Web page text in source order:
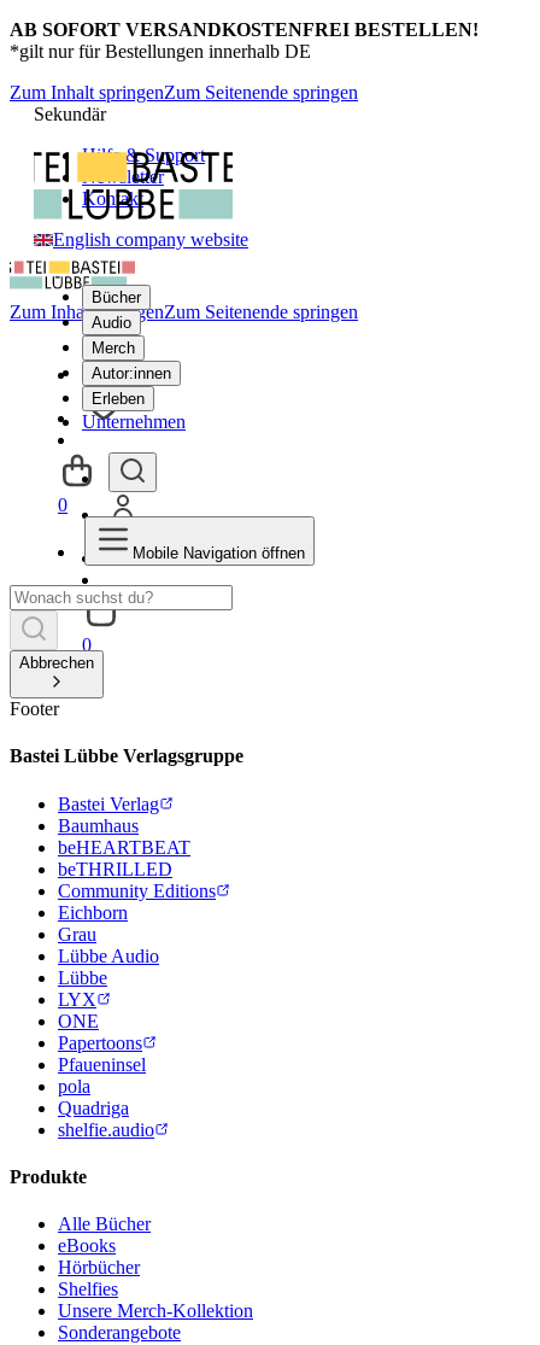
AB SOFORT VERSANDKOSTENFREI BESTELLEN!
*gilt nur für Bestellungen innerhalb DE
Zum Inhalt springenZum Seitenende springen
Sekundär
Hilfe & Support
Newsletter
Kontakt
English company website
Bücher
Audio
Merch
Autor:innen
Erleben
Unternehmen
0
Zum Inhalt springenZum Seitenende springen
0
Mobile Navigation öffnen
Abbrechen
Footer
Bastei Lübbe Verlagsgruppe
Bastei Verlag
Baumhaus
beHEARTBEAT
beTHRILLED
Community Editions
Eichborn
Grau
Lübbe Audio
Lübbe
LYX
ONE
Papertoons
Pfaueninsel
pola
Quadriga
shelfie.audio
Produkte
Alle Bücher
eBooks
Hörbücher
Shelfies
Unsere Merch-Kollektion
Sonderangebote